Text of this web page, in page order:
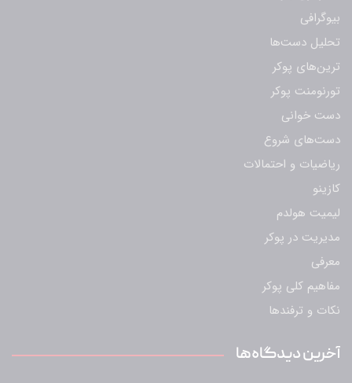
بیوگرافی
تحلیل دست‌ها
ترین‌های پوکر
تورنومنت پوکر
دست خوانی
دست‌های شروع
ریاضیات و احتمالات
کازینو
لیمیت هولدم
مدیریت در پوکر
معرفی
مفاهیم کلی پوکر
نکات و ترفندها
آخرین دیدگاه‌ها